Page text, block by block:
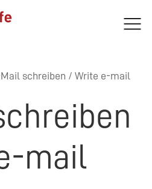
schreiben / Write e-mail
mail